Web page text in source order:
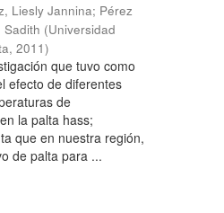
Liesly Jannina; Pérez
Sadith (Universidad
, 2011)
que tuvo como
efecto de diferentes
de
la palta hass;
que en nuestra región,
de palta para ...